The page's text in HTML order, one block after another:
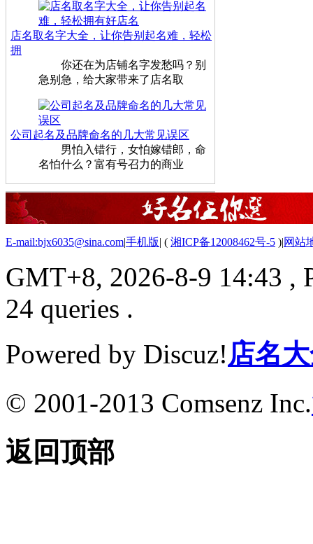
店名取名字大全，让你告别起名难，轻松
拥
你还在为店铺名字发愁吗？别
急别急，给大家带来了店名取
公司起名及品牌命名的几大常见误区
男怕入错行，女怕嫁错郎，命
名怕什么？富有号召力的商业
E-mail:bjx6035@sina.com|手机版| ( 湘ICP备12008462号-5 )|网站
GMT+8, 2026-8-9 14:43 ,
24 queries .
Powered by Discuz!店名
© 2001-2013 Comsenz Inc.
返回顶部